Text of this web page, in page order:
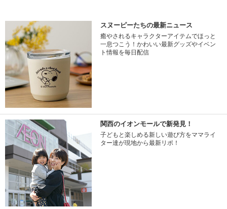
スヌーピーたちの最新ニュース
癒やされるキャラクターアイテムでほっと
一息つこう！かわいい最新グッズやイベン
ト情報を毎日配信
関西のイオンモールで新発見！
子どもと楽しめる新しい遊び方をママライ
ター達が現地から最新リポ！